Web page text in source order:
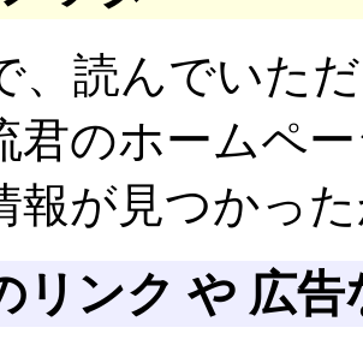
、読んでいた
君のホームペ
報が見つかっ
リンク や 広告